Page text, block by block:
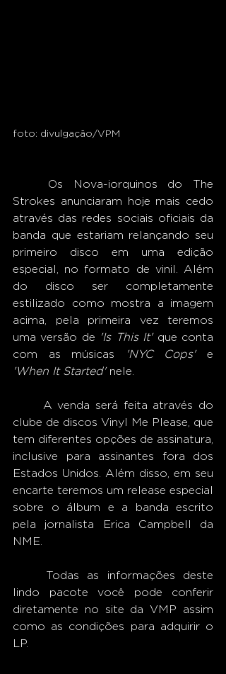
foto: divulgação/VPM
Strokes anunciaram hoje mais cedo
através das redes sociais oficiais da
banda que estariam relançando seu
primeiro disco em uma edição
especial, no formato de vinil. Além
do disco ser completamente
estilizado como mostra a imagem
acima, pela primeira vez teremos
uma versão de 'Is This It' que conta
com as músicas
'NYC Cops'
'When It Started' nele.
clube de discos Vinyl Me Please, que
tem diferentes opções de assinatura,
inclusive para assinantes fora dos
Estados Unidos. Além disso, em seu
encarte teremos um release especial
sobre o álbum e a banda escrito
pela jornalista Erica Campbell da
NME.
lindo pacote você pode conferir
diretamente no site da VMP assim
como as condições para adquirir o
LP.